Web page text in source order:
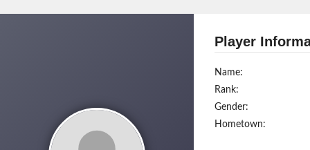
Player
Name:
Rank:
Gender:
Hometown: